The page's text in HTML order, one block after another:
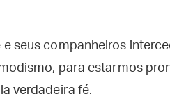
e seus companheiros
para estarmos
verdadeira fé.